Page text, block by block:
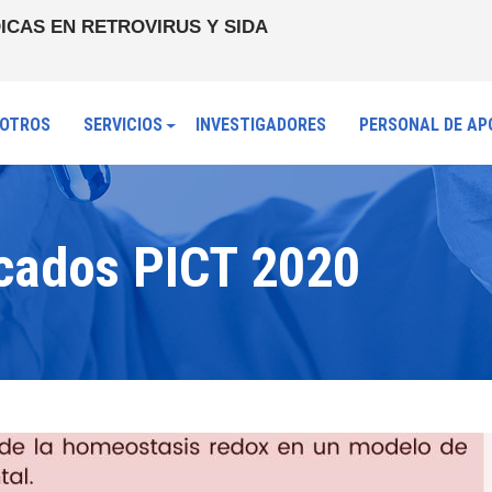
EN RETROVIRUS Y SIDA
SERVICIOS INVESTIGADORES PERSONAL DE
PICT 2020